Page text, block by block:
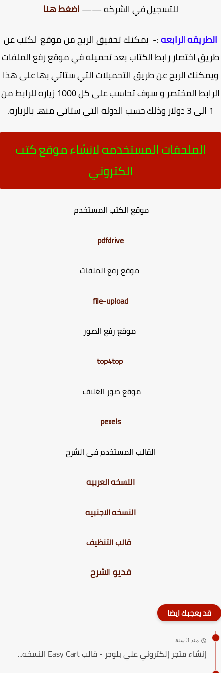
للتسجيل في الشركه ——اضغط هنا
الرابعه:- يمكنك تحقيق الربح من موقع الكتب عن
اختصار رابط الكتاب بعد تحميله في موقع رفع الملفات
الربح عن طريق التحميلات التي ستاتي بها على هذا
الرابط المختصر و سوف تحاسب على كل 1000 زياره للرابط من
الملحقات المستخدمه لانشاء موقع كتب
الكتروني
موقع الكتب المستخدم
pdfdrive
موقع رفع الملفات
file-upload
موقع رفع الصور
top4top
موقع صور الغلاف
pexels
القالب المستخدم في الشرح
النسخه العربيه
النسخه الاجنبيه
قالب التنظيف
فديو الشرح
قد يعجبك ايضا
منذ 3 سنة
إنشاء متجر إلكتروني علي بلوجر - قالب Easy Cart النسخه...